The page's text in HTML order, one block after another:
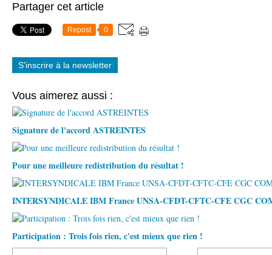
Partager cet article
Repost 0
S'inscrire à la newsletter
Vous aimerez aussi :
Signature de l'accord ASTREINTES
Pour une meilleure redistribution du résultat !
INTERSYNDICALE IBM France UNSA-CFDT-CFTC-CFE CGC
Participation : Trois fois rien, c'est mieux que rien !